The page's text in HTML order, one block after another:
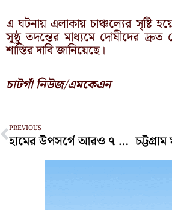
এ ঘটনায় এলাকায় চাঞ্চল্যের সৃষ্টি
সুষ্ঠু তদন্তের মাধ্যমে দোষীদের দ্রুত
শাস্তির দাবি জানিয়েছে।
চাটগাঁ নিউজ/এমকেএন
Prev
PREVIOUS
হামের উপসর্গে আরও ৭ শিশুর মৃত্যু